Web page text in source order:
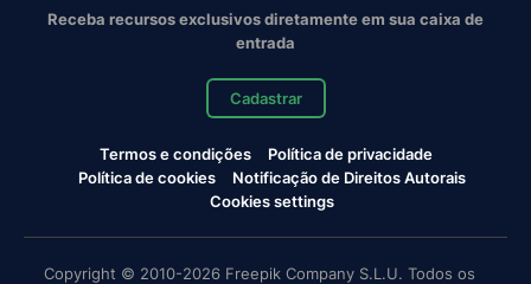
Receba recursos exclusivos diretamente em sua caixa de
entrada
Cadastrar
Termos e condições
Política de privacidade
Política de cookies
Notificação de Direitos Autorais
Cookies settings
Copyright © 2010-2026 Freepik Company S.L.U. Todos os